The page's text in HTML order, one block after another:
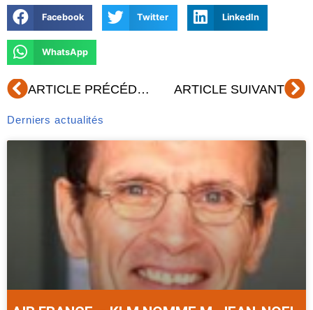
Facebook Twitter LinkedIn
WhatsApp
Précédent ARTICLE PRÉCÉDENT ARTICLE SUIVANT
Derniers actualités